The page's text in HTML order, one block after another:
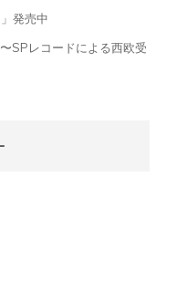
発売中
SPレコードによる西欧受